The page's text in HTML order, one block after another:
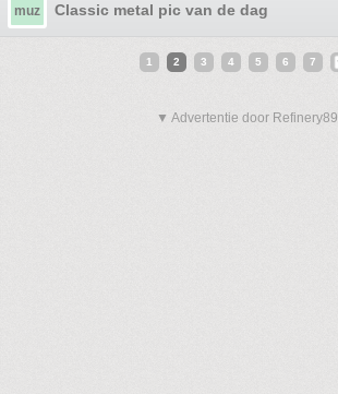
muz Classic metal pic van de dag
1 2 3 4 5 6 7
▼ Advertentie door Refinery89